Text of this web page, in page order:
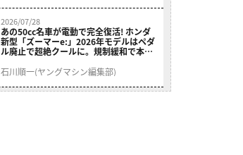
2026/07/28
あの50cc名車が電動で完全復活! ホンダ
新型「ズーマーe:」2026年モデルはペダ
ル廃止で超絶クールに。規制緩和で本来
石川順一(ヤングマシン編集部)